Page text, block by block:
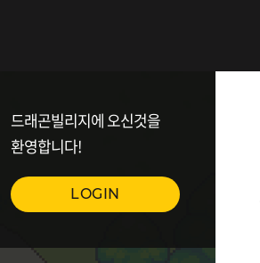
드래곤빌리지에 오신것을
환영합니다!
LOGIN